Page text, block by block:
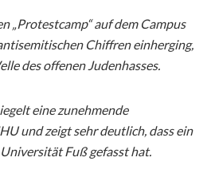
„Protestcamp“ auf dem Campus
Chiffren einherging,
des offenen Judenhasses.
eine zunehmende
und zeigt sehr deutlich, dass ein
Fuß gefasst hat.